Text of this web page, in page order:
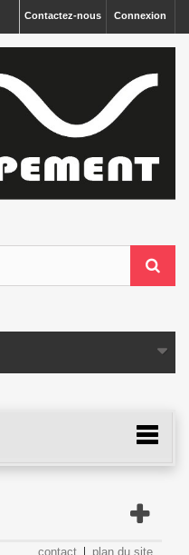
Connexion
Contactez-nous
contact plan du site